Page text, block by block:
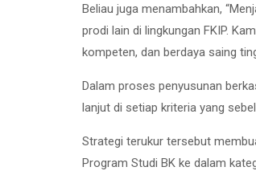
Beliau juga menambahkan,
prodi lain di lingkungan FKIP.
kompeten, dan berdaya saing
Dalam proses penyusunan
lanjut di setiap kriteria yang
Strategi terukur tersebut
Program Studi BK ke dalam